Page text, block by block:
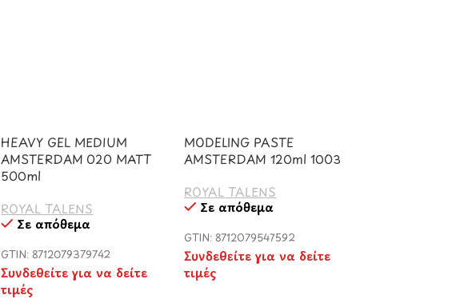
HEAVY GEL MEDIUM
AMSTERDAM 020 MATT
500ml
ROYAL TALENS
Σε απόθεμα
GTIN: 8712079379742
Συνδεθείτε για να δείτε
τιμές
MODELING PASTE
AMSTERDAM 120ml 1003
ROYAL TALENS
Σε απόθεμα
GTIN: 8712079547592
Συνδεθείτε για να δείτε
τιμές